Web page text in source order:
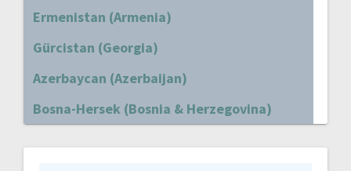
Ermenistan (Armenia)
Gürcistan (Georgia)
Azerbaycan (Azerbaijan)
Bosna-Hersek (Bosnia & Herzegovina)